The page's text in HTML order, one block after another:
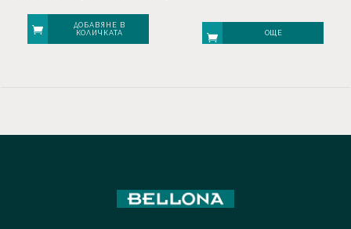
was:
€ 2403,00.
€ 1922,40.
ДОБАВЯНЕ В
КОЛИЧКАТА
ОЩЕ